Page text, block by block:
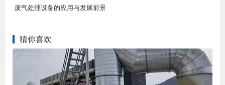
废气处理设备的应用与发展前景
猜你喜欢